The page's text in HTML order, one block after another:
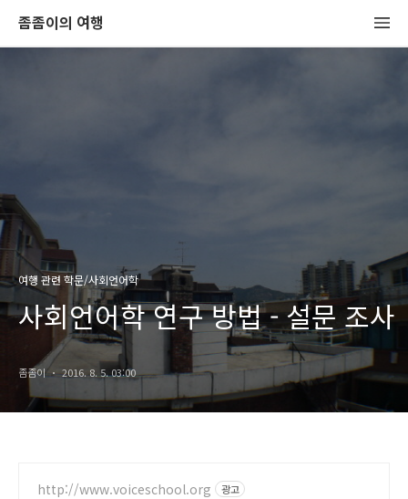
좀좀이의 여행
여행 관련 학문/사회언어학
사회언어학 연구 방법 - 설문 조사
좀좀이 2016. 8. 5. 03:00
http://www.voiceschool.org 광고